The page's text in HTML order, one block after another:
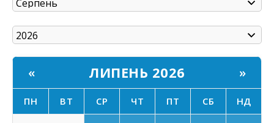
« ЛИПЕНЬ 2026 »
ПН ВТ СР ЧТ ПТ СБ НД